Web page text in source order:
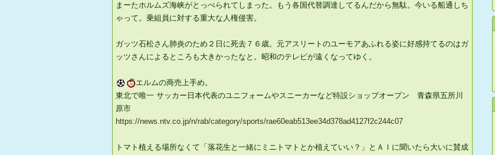
まーたホルムズ海峡がとっぺられてしまった。もう各国代替調達してるんだから無駄。今いる船通しち
ゃって。乗組員に対する重大な人権侵害。
ガッツ石松さん肺炎のため２日に死去７６歳。元アスリートのユーモアあふれる姿に好感持てるのはガ
ッツさんによるところも大きかったなと。昭和のテレビが遠くなってゆく。
エルムの商売上手め。
東北で唯一 サッカー日本代表のユニフォームやスニーカーなど特設ショップオープン 青森県五所川
原市
https://news.ntv.co.jp/n/rab/category/sports/rae60eab513ee34d378ad4127f2c244c07
トマト植える場所なくて「落花生と一緒にミニトマトとか植えていい？」とＡＩに聞いたら大いに賛成